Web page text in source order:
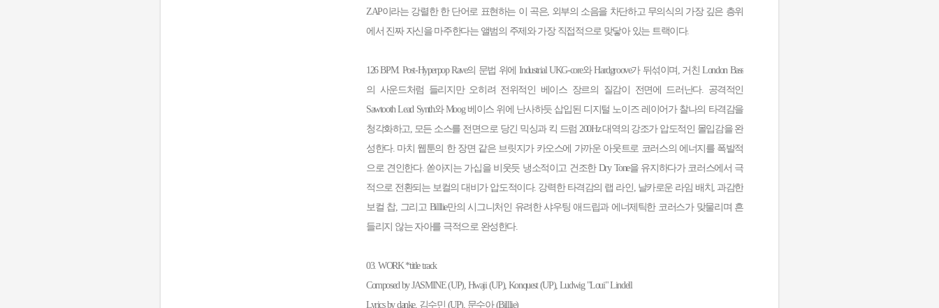
ZAP이라는 강렬한 한 단어로 표현하는 이 곡은, 외부의 소음을 차단하고 무의식의 가장 깊은 층위
에서 진짜 자신을 마주한다는 앨범의 주제와 가장 직접적으로 맞닿아 있는 트랙이다.
126 BPM. Post-Hyperpop Rave의 문법 위에 Industrial UKG-core와 Hardgroove가 뒤섞이며, 거친 London Bass
의 사운드처럼 들리지만 오히려 전위적인 베이스 장르의 질감이 전면에 드러난다. 공격적인
Sawtooth Lead Synth와 Moog 베이스 위에 난사하듯 삽입된 디지털 노이즈 레이어가 찰나의 타격감을
청각화하고, 모든 소스를 전면으로 당긴 믹싱과 킥 드럼 200Hz 대역의 강조가 압도적인 몰입감을 완
성한다. 마치 웹툰의 한 장면 같은 브릿지가 카오스에 가까운 아웃트로 코러스의 에너지를 폭발적
으로 견인한다. 쏟아지는 가십을 비웃듯 냉소적이고 건조한 Dry Tone을 유지하다가 코러스에서 극
적으로 전환되는 보컬의 대비가 압도적이다. 강력한 타격감의 랩 라인, 날카로운 라임 배치, 과감한
보컬 찹, 그리고 Billlie만의 시그니처인 유려한 샤우팅 애드립과 에너제틱한 코러스가 맞물리며 흔
들리지 않는 자아를 극적으로 완성한다.
03. WORK *title track
Composed by JASMINE (UP), Hwaji (UP), Konquest (UP), Ludwig "Loui" Lindell
Lyrics by danke, 김수민 (UP), 문수아 (Billlie)